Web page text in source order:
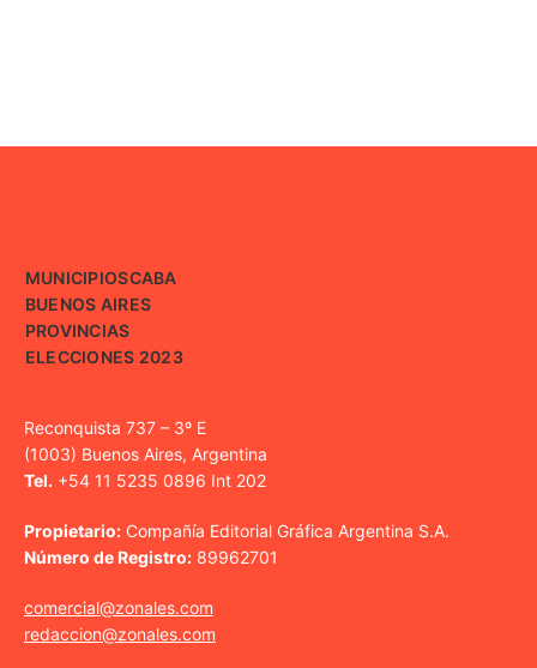
MUNICIPIOSCABA
BUENOS AIRES
PROVINCIAS
ELECCIONES 2023
Reconquista 737 – 3º E
(1003) Buenos Aires, Argentina
Tel. +54 11 5235 0896 Int 202
Propietario: Compañía Editorial Gráfica Argentina S.A.
Número de Registro: 89962701
comercial@zonales.com
redaccion@zonales.com